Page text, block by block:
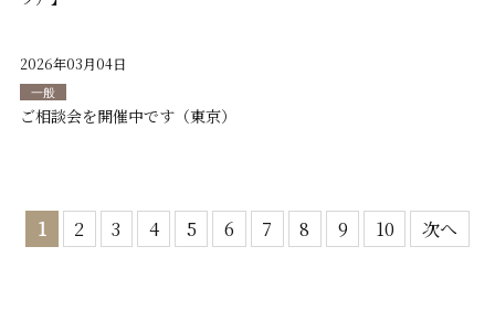
2026年03月04日
一般
ご相談会を開催中です（東京）
1 2 3 4 5 6 7 8 9 10 次へ